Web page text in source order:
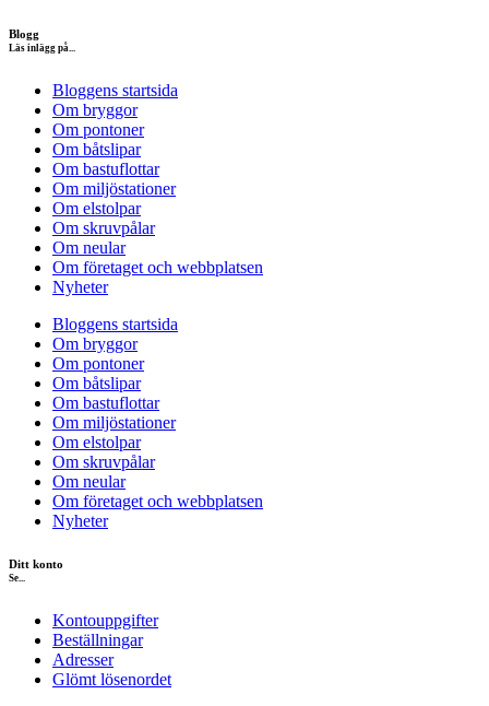
Blogg
Läs inlägg på...
Bloggens startsida
Om bryggor
Om pontoner
Om båtslipar
Om bastuflottar
Om miljöstationer
Om elstolpar
Om skruvpålar
Om neular
Om företaget och webbplatsen
Nyheter
Bloggens startsida
Om bryggor
Om pontoner
Om båtslipar
Om bastuflottar
Om miljöstationer
Om elstolpar
Om skruvpålar
Om neular
Om företaget och webbplatsen
Nyheter
Ditt konto
Se...
Kontouppgifter
Beställningar
Adresser
Glömt lösenordet